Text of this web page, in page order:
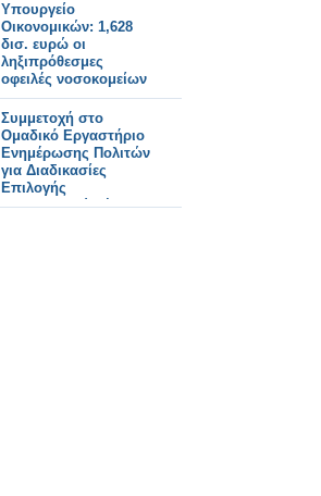
Υπουργείο
Οικονομικών: 1,628
δισ. ευρώ οι
ληξιπρόθεσμες
οφειλές νοσοκομείων
και ΕΟΠΥΥ το 2025
Συμμετοχή στο
Ομαδικό Εργαστήριο
Ενημέρωσης Πολιτών
για Διαδικασίες
Επιλογής
Προσωπικού μέσω